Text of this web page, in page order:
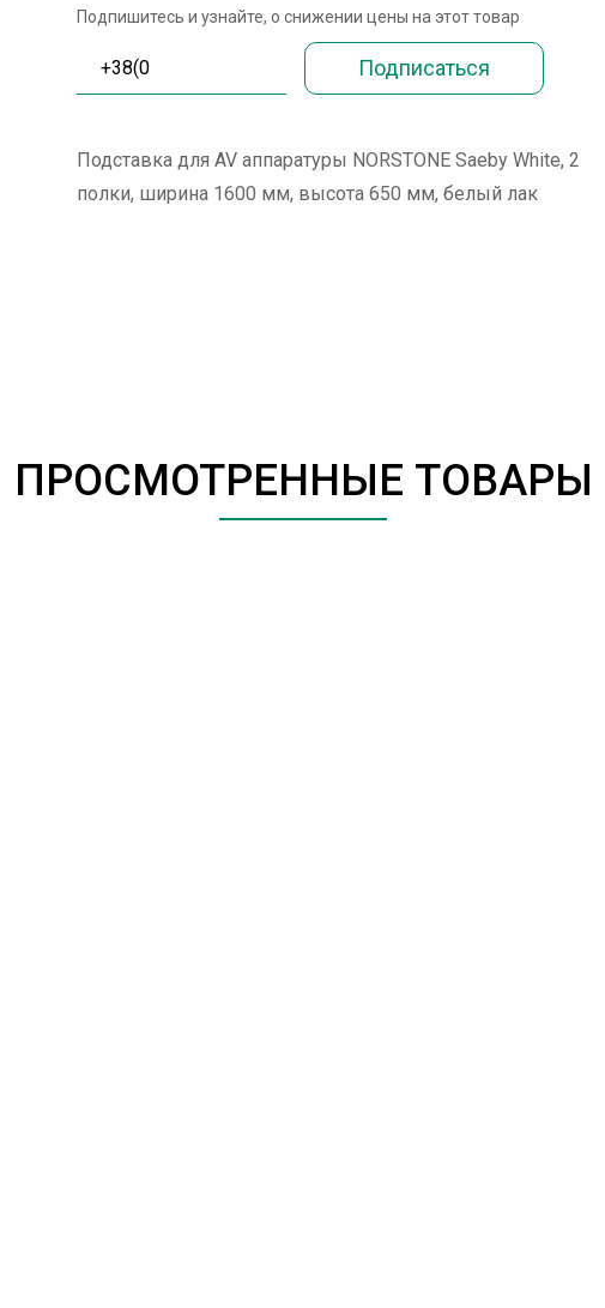
Подпишитесь и узнайте, о снижении цены на этот товар
Подставка для AV аппаратуры NORSTONE Saeby White, 2
полки, ширина 1600 мм, высота 650 мм, белый лак
ПРОСМОТРЕННЫЕ ТОВАРЫ